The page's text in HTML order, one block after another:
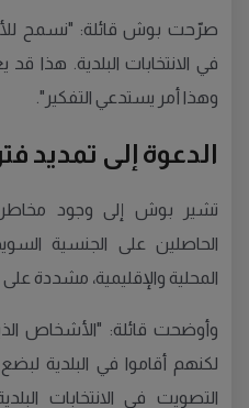
صرّحت بوش قائلة: "نسمح
في الانتخابات البلدية. هذا قد
وهذا أمر يستدعي التفكير".
الدعوة إلى تمديد
تشير بوش إلى وجود مخاطر
الحاصلين على الجنسية
المحلية والإقليمية، مشددة على
وأوضحت قائلة: "الأشخاص
لكنهم أقاموا في البلدية
التصويت في الانتخابات